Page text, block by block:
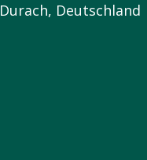
Durach, Deutschland